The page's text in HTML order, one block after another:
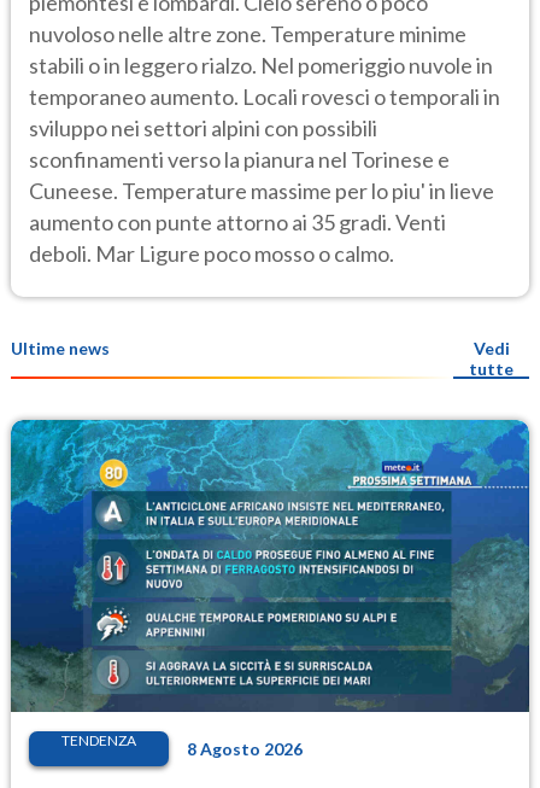
nuvoloso nelle altre zone. Temperature minime
stabili o in leggero rialzo. Nel pomeriggio nuvole in
temporaneo aumento. Locali rovesci o temporali in
sviluppo nei settori alpini con possibili
sconfinamenti verso la pianura nel Torinese e
Cuneese. Temperature massime per lo piu' in lieve
aumento con punte attorno ai 35 gradi. Venti
deboli. Mar Ligure poco mosso o calmo.
Ultime news
Vedi
tutte
TENDENZA 8 Agosto 2026